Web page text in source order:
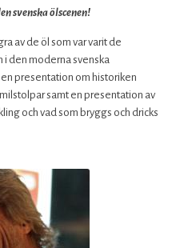
svenska ölscenen!
av de öl som var varit de
den moderna svenska
presentation om historiken
samt en presentation av
och vad som bryggs och dricks